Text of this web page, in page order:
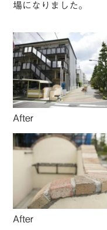
場になりました。
After
After